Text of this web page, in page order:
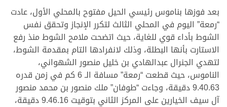
بعد فوزها بناموس رئيسي الحيل مفتوح بالمحلي الأول، عادت
“رمعة” اليوم في المحلي الثالث لتكرر الإنجاز وتحقق نفس
الشوط بأداء قوي للغاية، حيث اتضحت ملامح الشوط منذ رفع
الاستارت بأنها البطلة، وذلك لانفرادها التام بمقدمة الشوط،
لتهدي الجنرال عبدالهادي بن خليل منصور الشهواني،
الناموس، حيث قطعت “رمعة” مسافة الـ 6 كم في زمن قدره
9.40.63 دقيقة، وجاءت “طوفان” ملك منصور بن محمد منصور
آل سيف الخيارين على المركز الثاني بتوقيت 9.46.16 دقيقة،